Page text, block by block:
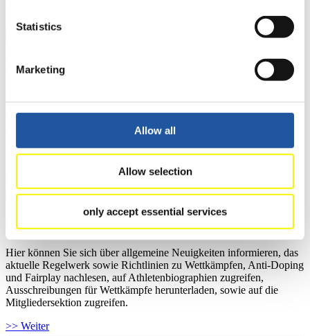
Statistics
Marketing
Allow all
Allow selection
only accept essential services
Zielgruppen Anzeigen
Für Presse- und Medienvertreter
beantragen, die Grundregeln des Rennrodelsports einsehen und
allgemeine Neuigkeiten einholen.
Für Nationale Verbände
Hier können Sie sich über allgemeine Neuigkeiten informieren, das
aktuelle Regelwerk sowie Richtlinien zu Wettkämpfen, Anti-Doping
und Fairplay nachlesen, auf Athletenbiographien zugreifen,
Ausschreibungen für Wettkämpfe herunterladen, sowie auf die
Mitgliedersektion zugreifen.
>> Weiter